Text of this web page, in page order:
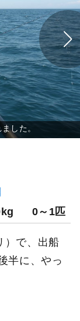
0～1匹
）で、出船
半に、やっ